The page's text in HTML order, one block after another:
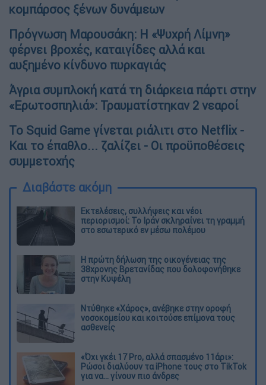
κομπάρσος ξένων δυνάμεων
Πρόγνωση Μαρουσάκη: Η «Ψυχρή Λίμνη»
φέρνει βροχές, καταιγίδες αλλά και
αυξημένο κίνδυνο πυρκαγιάς
Άγρια συμπλοκή κατά τη διάρκεια πάρτι στην
«Ερωτοσπηλιά»: Τραυματίστηκαν 2 νεαροί
To Squid Game γίνεται ριάλιτι στο Netflix -
Και το έπαθλο... ζαλίζει - Οι προϋποθέσεις
συμμετοχής
Διαβάστε ακόμη
Εκτελέσεις, συλλήψεις και νέοι
περιορισμοί: Το Ιράν σκληραίνει τη γραμμή
στο εσωτερικό εν μέσω πολέμου
Η πρώτη δήλωση της οικογένειας της
38χρονης Βρετανίδας που δολοφονήθηκε
στην Κυψέλη
Ντύθηκε «Χάρος», ανέβηκε στην οροφή
νοσοκομείου και κοιτούσε επίμονα τους
ασθενείς
«Όχι γκέι 17 Pro, αλλά σπασμένο 11άρι»:
Ρώσοι διαλύουν τα iPhone τους στο TikTok
για να... γίνουν πιο άνδρες